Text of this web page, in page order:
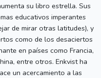
su libro estrella. Sus
educativos imperantes
de mirar otras latitudes), y
como de los desaciertos
en países como Francia,
entre otros. Enkvist ha
un acercamiento a las